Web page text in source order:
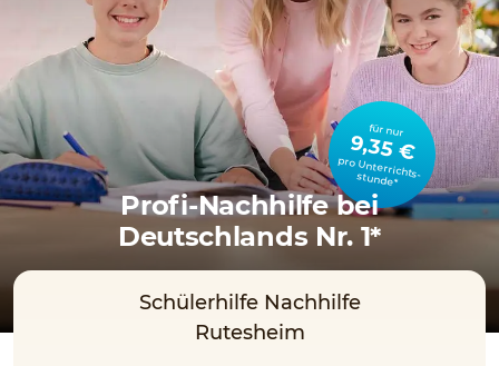
für nur
9,35 €
pro Unterrichts­stunde*
Profi-Nachhilfe bei
Deutschlands Nr. 1*
Schülerhilfe Nachhilfe
Rutesheim